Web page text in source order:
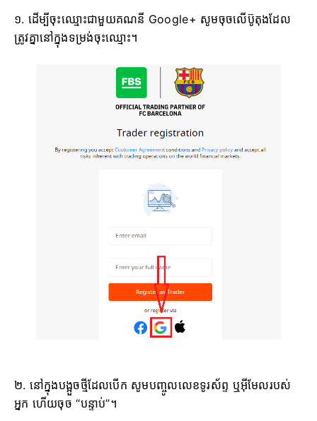
១. ដើម្បីចុះឈ្មោះជាមួយគណនី Google+ សូមចុចលើប៊ូតុងដែល
ត្រូវគ្នានៅក្នុងទម្រង់ចុះឈ្មោះ។
២. នៅក្នុងបង្អួចថ្មីដែលបើក សូមបញ្ចូលលេខទូរស័ព្ទ ឬអ៊ីមែលរបស់
អ្នក ហើយចុច “បន្ទាប់”។